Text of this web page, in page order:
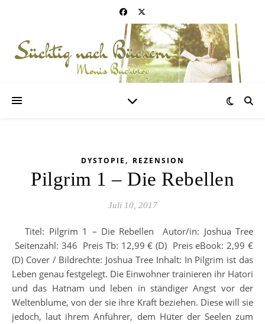
DYSTOPIE , REZENSION
Pilgrim 1 – Die Rebellen
Juli 10, 2017
Titel: Pilgrim 1 – Die Rebellen Autor/in: Joshua Tree
Seitenzahl: 346 Preis Tb: 12,99 € (D) Preis eBook: 2,99 €
(D) Cover / Bildrechte: Joshua Tree Inhalt: In Pilgrim ist das
Leben genau festgelegt. Die Einwohner trainieren ihr Hatori
und das Hatnam und leben in ständiger Angst vor der
Weltenblume, von der sie ihre Kraft beziehen. Diese will sie
jedoch, laut ihrem Anführer, dem Hüter der Seelen zum